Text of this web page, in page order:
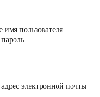
имя пользователя
электронной почты